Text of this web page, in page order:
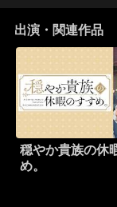
出演・関連作品
穏やか貴族の休
め。